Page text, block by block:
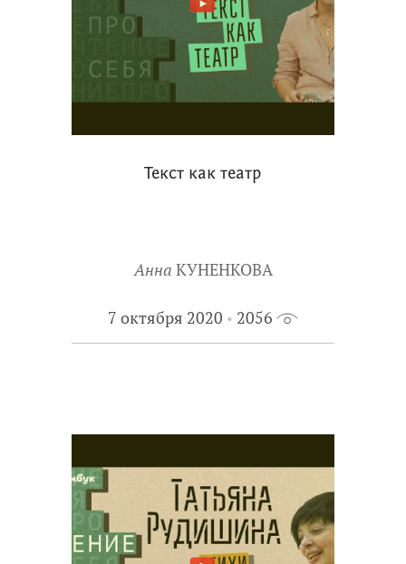
Текст как театр
Анна КУНЕНКОВА
7 октября 2020 2056